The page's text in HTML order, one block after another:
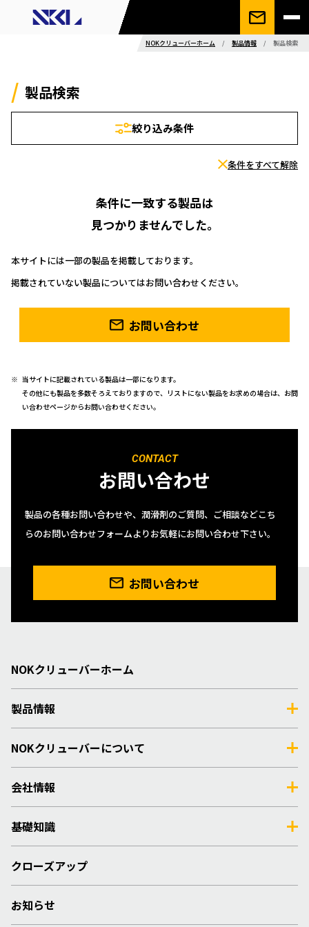
NOKクリューバーホーム / 製品情報 / 製品検索
製品検索
絞り込み条件
条件をすべて解除
条件に一致する製品は
見つかりませんでした。
本サイトには一部の製品を掲載しております。
掲載されていない製品についてはお問い合わせください。
お問い合わせ
当サイトに記載されている製品は一部になります。
その他にも製品を多数そろえておりますので、リストにない製品をお求めの場合は、お問
い合わせページからお問い合わせください。
CONTACT
お問い合わせ
製品の各種お問い合わせや、潤滑剤のご質問、ご相談などこち
らのお問い合わせフォームよりお気軽にお問い合わせ下さい。
お問い合わせ
NOKクリューバーホーム
製品情報
NOKクリューバーについて
会社情報
基礎知識
クローズアップ
お知らせ